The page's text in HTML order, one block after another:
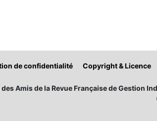
de confidentialité Copyright & Licence
Amis de la Revue Française de